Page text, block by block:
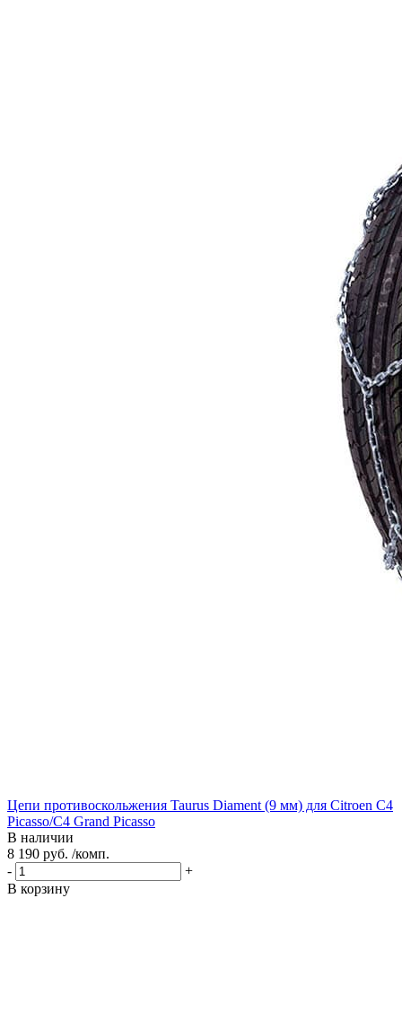
Цепи противоскольжения Taurus Diament (9 мм) для Citroen C4
Picasso/C4 Grand Picasso
В наличии
8 190 руб. /комп.
-
+
В корзину